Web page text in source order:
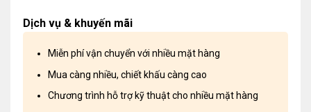
Dịch vụ & khuyến mãi
Miễn phí vận chuyển với nhiều mặt hàng
Mua càng nhiều, chiết khấu càng cao
Chương trình hỗ trợ kỹ thuật cho nhiều mặt hàng